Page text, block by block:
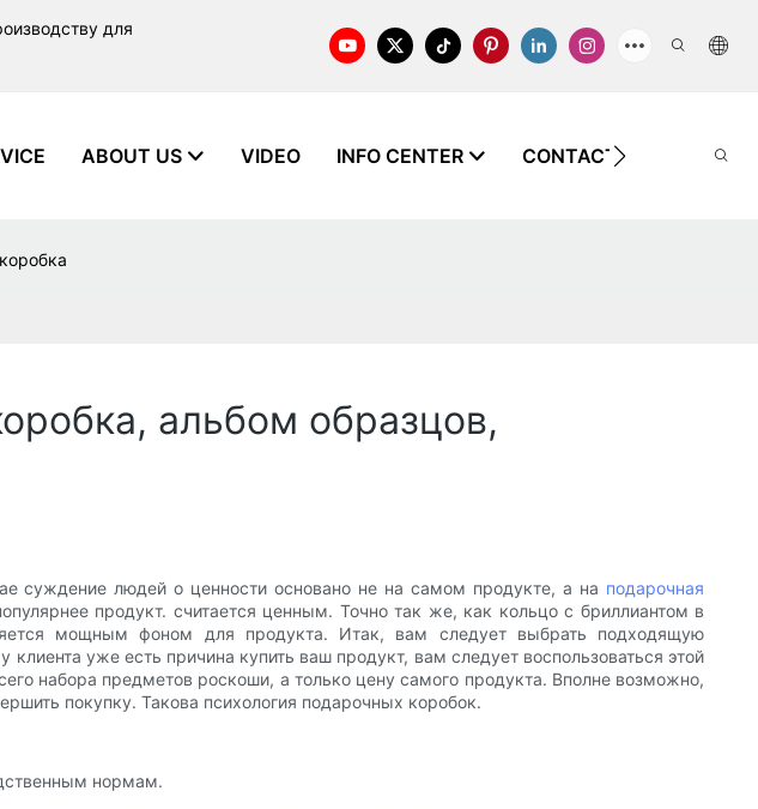
для
ABOUT US VIDEO INFO CENTER CONTACT US
альбом образцов,
суждение людей о ценности основано не на самом продукте, а на подарочная
продукт. считается ценным. Точно так же, как кольцо с бриллиантом в
мощным фоном для продукта. Итак, вам следует выбрать подходящую
уже есть причина купить ваш продукт, вам следует воспользоваться этой
набора предметов роскоши, а только цену самого продукта. Вполне возможно,
покупку. Такова психология подарочных коробок.
нормам.